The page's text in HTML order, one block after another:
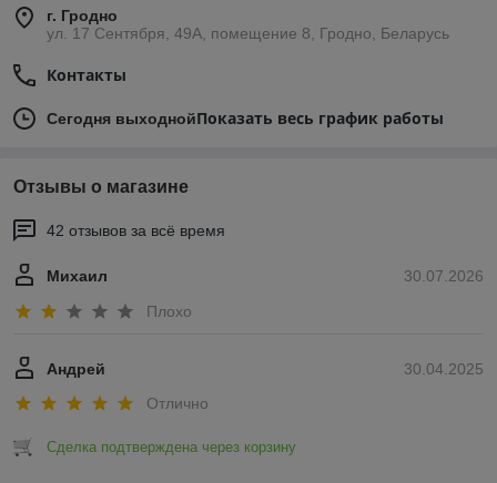
г. Гродно
ул. 17 Сентября, 49А, помещение 8, Гродно, Беларусь
Контакты
Сегодня выходнойПоказать весь график работы
Отзывы о магазине
42 отзывов за всё время
30.07.2026
Михаил
Плохо
30.04.2025
Андрей
Отлично
Сделка подтверждена через корзину